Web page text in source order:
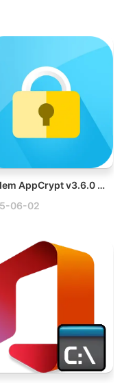
Cisdem AppCrypt v3.6.0 Win应用加密软件破解版
06-02